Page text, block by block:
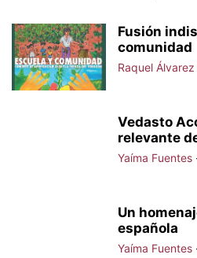
Fusión
comunidad
Raquel
Vedasto
relevante
Yaíma Fuentes
Un
española
Yaíma Fuentes